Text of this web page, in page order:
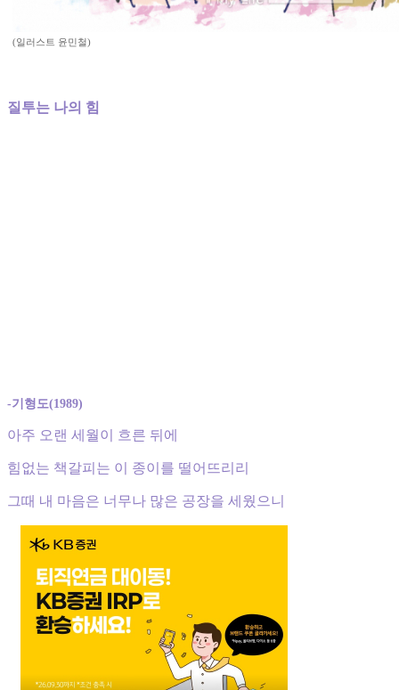
(일러스트 윤민철)
질투는 나의 힘
-기형도(1989)
아주 오랜 세월이 흐른 뒤에
힘없는 책갈피는 이 종이를 떨어뜨리리
그때 내 마음은 너무나 많은 공장을 세웠으니